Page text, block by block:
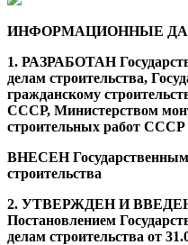
ИНФОРМАЦИОННЫЕ
1. РАЗРАБОТАН
делам строительства,
гражданскому
СССР, Министерством
строительных работ СССР
ВНЕСЕН
строительства
2. УТВЕРЖДЕН И
Постановлением
делам строительства от